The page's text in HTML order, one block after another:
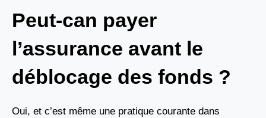
Peut-can payer
l’assurance avant le
déblocage des fonds ?
Oui, et c’est même une pratique courante dans